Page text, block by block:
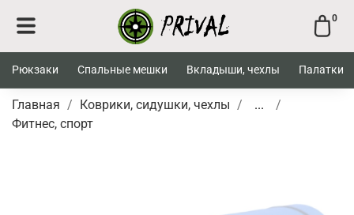
0
Рюкзаки Спальные мешки Вкладыши, чехлы Палатки
Главная Коврики, сидушки, чехлы
...
Фитнес, спорт